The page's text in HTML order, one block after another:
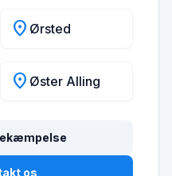
location_on Ørsted
location_on Øster Alling
os